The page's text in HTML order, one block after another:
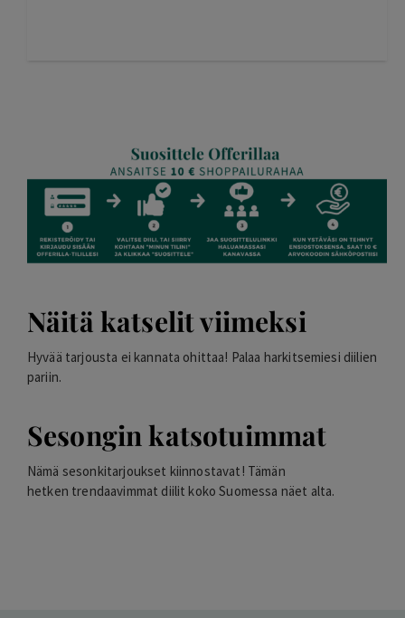
Näitä katselit viimeksi
Hyvää tarjousta ei kannata ohittaa! Palaa harkitsemiesi diilien
pariin.
Sesongin katsotuimmat
Nämä sesonkitarjoukset kiinnostavat! Tämän
hetken trendaavimmat diilit koko Suomessa näet alta.